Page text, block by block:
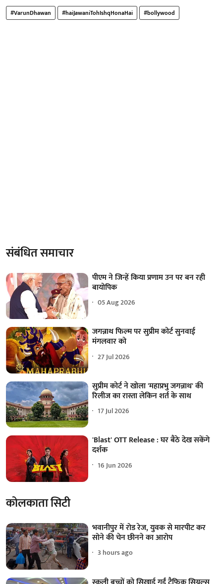
#VarunDhawan #haiJawaniTohIshqHonaHai #bollywood
संबंधित समाचार
पीएम ने जिन्हें किया प्रणाम उन पर बन रही
बायोपिक
05 Aug 2026
जगन्नाथ फिल्म पर सुप्रीम कोर्ट सुनवाई
मंगलवार को
27 Jul 2026
सुप्रीम कोर्ट ने खोला 'महाप्रभु जगन्नाथ' की
रिलीज का रास्ता लेकिन शर्त के साथ
17 Jul 2026
'Blast' OTT Release : घर बैठे देख सकेंगे
दर्शक
16 Jun 2026
कोलकाता सिटी
भवानीपुर में रोड रेज, युवक से मारपीट कर
सोने की चेन छीनने का आरोप
3 hours ago